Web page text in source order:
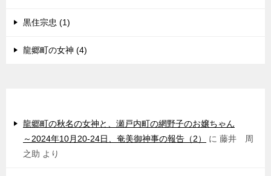
黒住宗忠 (1)
龍郷町の女神 (4)
龍郷町の秋名の女神と、瀬戸内町の網野子のお嬢ちゃん
～2024年10月20-24日、奄美御神事の報告（2）
に 藤井 周
之助 より